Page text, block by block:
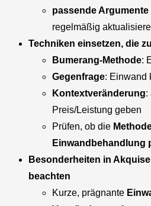
passende
regelmäßig
Techniken einsetzen, die
Bumerang-Methode:
Gegenfrage: Einwand
Kontextveränderung:
Preis/Leistung geben
Prüfen, ob die
Einwandbehandlung
Besonderheiten in
beachten
Kurze, prägnante